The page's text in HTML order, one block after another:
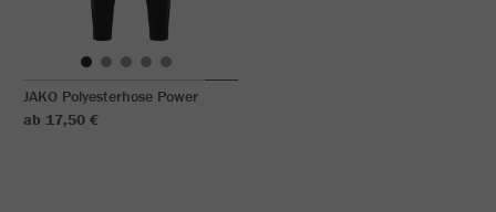
JAKO Polyesterhose Power
ab 17,50 €